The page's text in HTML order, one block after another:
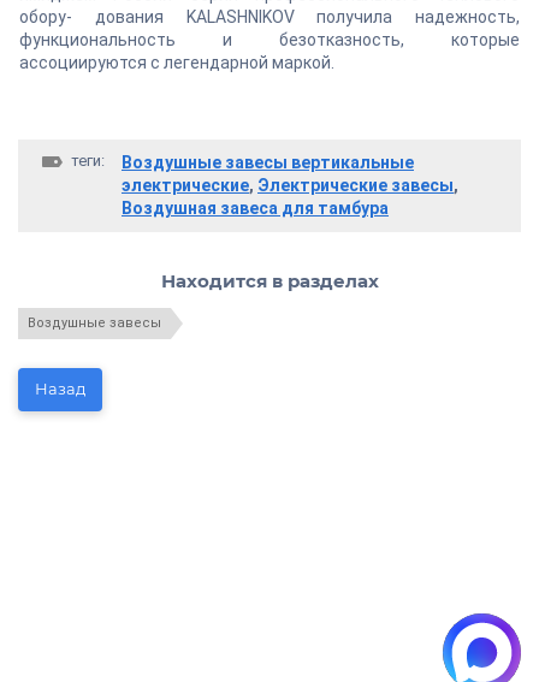
обору- дования KALASHNIKOV получила надежность,
функциональность и безотказность, которые
ассоциируются с легендарной маркой.
теги:
Воздушные завесы вертикальные
электрические, Электрические завесы,
Воздушная завеса для тамбура
Находится в разделах
Воздушные завесы
Назад